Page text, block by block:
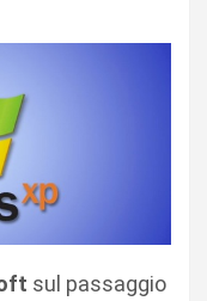
sul passaggio